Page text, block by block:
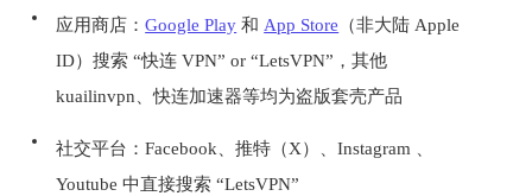
应用商店：Google Play 和 App Store （非大陆 Apple
ID）搜索 “快连 VPN” or “LetsVPN”，其他
kuailinvpn、快连加速器等均为盗版套壳产品
社交平台：Facebook、推特（X）、Instagram 、
Youtube 中直接搜索 “LetsVPN”